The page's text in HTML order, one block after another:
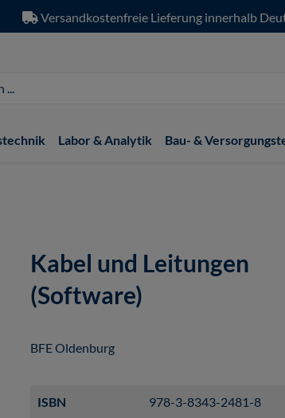
Versandkostenfreie Lieferung innerhalb
Labor & Analytik Bau- &
Kabel und Leitungen
(Software)
BFE Oldenburg
ISBN 978-3-8343-2481-8